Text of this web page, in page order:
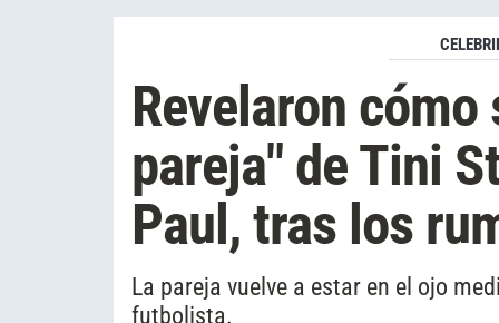
Revelaron
pareja" de Tini
Paul, tras los
La pareja vuelve a estar en el ojo
futbolista.